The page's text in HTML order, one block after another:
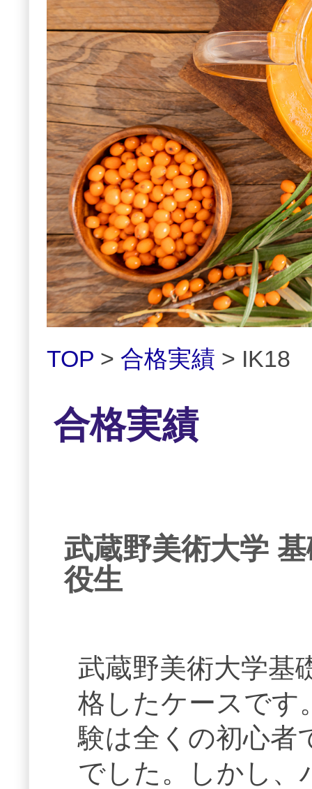
TOP > 合格実績 > IK18
合格実績
武蔵野美術大学
役生
武蔵野美術大学基
格したケースです
験は全くの初心者
でした。しかし、